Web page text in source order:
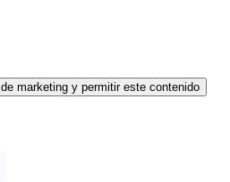
marketing y permitir este contenido